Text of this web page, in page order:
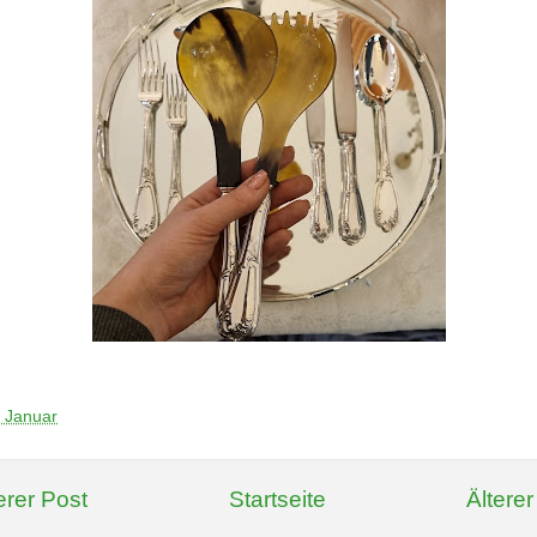
Januar
Post Startseite